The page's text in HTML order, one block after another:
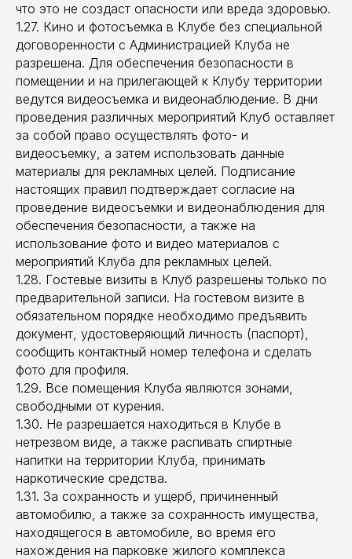
что это не создаст опасности или вреда здоровью.
1.27. Кино и фотосъемка в Клубе без специальной
договоренности с Администрацией Клуба не
разрешена. Для обеспечения безопасности в
помещении и на прилегающей к Клубу территории
ведутся видеосъемка и видеонаблюдение. В дни
проведения различных мероприятий Клуб оставляет
за собой право осуществлять фото- и
видеосъемку, а затем использовать данные
материалы для рекламных целей. Подписание
настоящих правил подтверждает согласие на
проведение видеосъемки и видеонаблюдения для
обеспечения безопасности, а также на
использование фото и видео материалов с
мероприятий Клуба для рекламных целей.
1.28. Гостевые визиты в Клуб разрешены только по
предварительной записи. На гостевом визите в
обязательном порядке необходимо предъявить
документ, удостоверяющий личность (паспорт),
сообщить контактный номер телефона и сделать
фото для профиля.
1.29. Все помещения Клуба являются зонами,
свободными от курения.
1.30. Не разрешается находиться в Клубе в
нетрезвом виде, а также распивать спиртные
напитки на территории Клуба, принимать
наркотические средства.
1.31. За сохранность и ущерб, причиненный
автомобилю, а также за сохранность имущества,
находящегося в автомобиле, во время его
нахождения на парковке жилого комплекса